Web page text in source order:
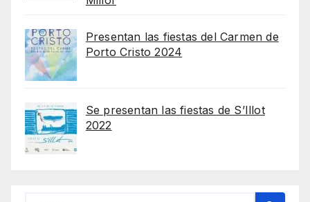
Presentan las fiestas del Carmen de
Porto Cristo 2024
Se presentan las fiestas de S’Illot
2022